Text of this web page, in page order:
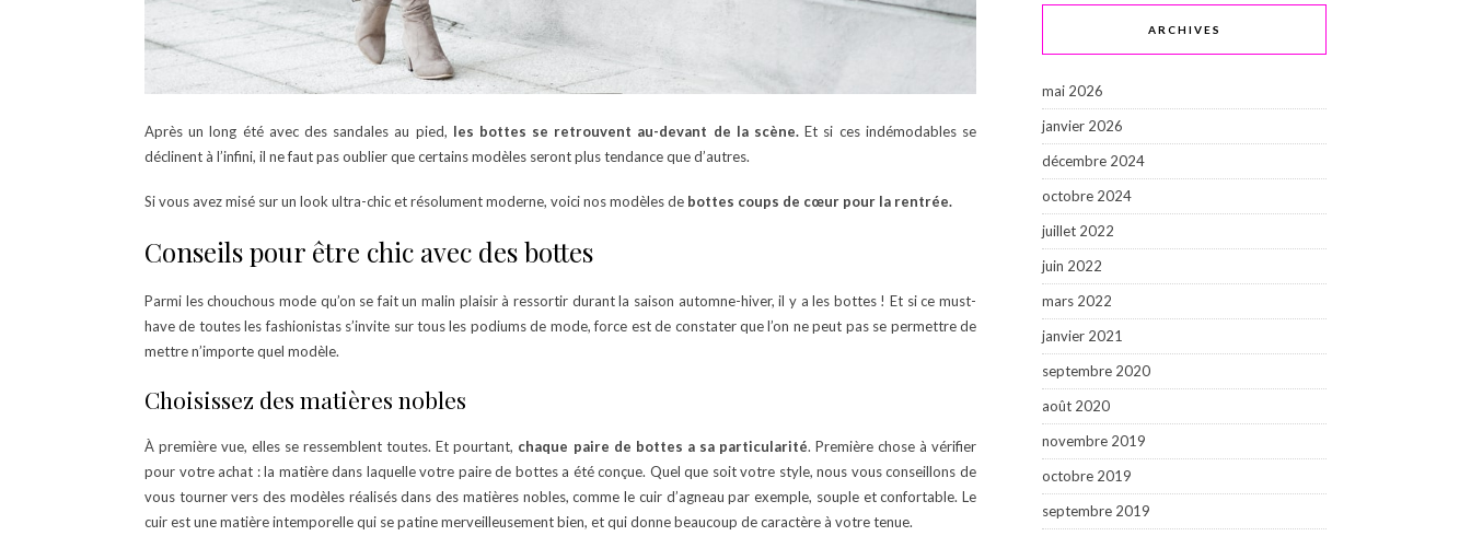
Après un long été avec des sandales au pied, les bottes se retrouvent au-devant de la scène. Et si ces indémodables se
déclinent à l’infini, il ne faut pas oublier que certains modèles seront plus tendance que d’autres.
Si vous avez misé sur un look ultra-chic et résolument moderne, voici nos modèles de bottes coups de cœur pour la rentrée.
Conseils pour être chic avec des bottes
Parmi les chouchous mode qu’on se fait un malin plaisir à ressortir durant la saison automne-hiver, il y a les bottes ! Et si ce must-
have de toutes les fashionistas s’invite sur tous les podiums de mode, force est de constater que l’on ne peut pas se permettre de
mettre n’importe quel modèle.
Choisissez des matières nobles
À première vue, elles se ressemblent toutes. Et pourtant, chaque paire de bottes a sa particularité. Première chose à vérifier
pour votre achat : la matière dans laquelle votre paire de bottes a été conçue. Quel que soit votre style, nous vous conseillons de
vous tourner vers des modèles réalisés dans des matières nobles, comme le cuir d’agneau par exemple, souple et confortable. Le
cuir est une matière intemporelle qui se patine merveilleusement bien, et qui donne beaucoup de caractère à votre tenue.
ARCHIVES
mai 2026
janvier 2026
décembre 2024
octobre 2024
juillet 2022
juin 2022
mars 2022
janvier 2021
septembre 2020
août 2020
novembre 2019
octobre 2019
septembre 2019